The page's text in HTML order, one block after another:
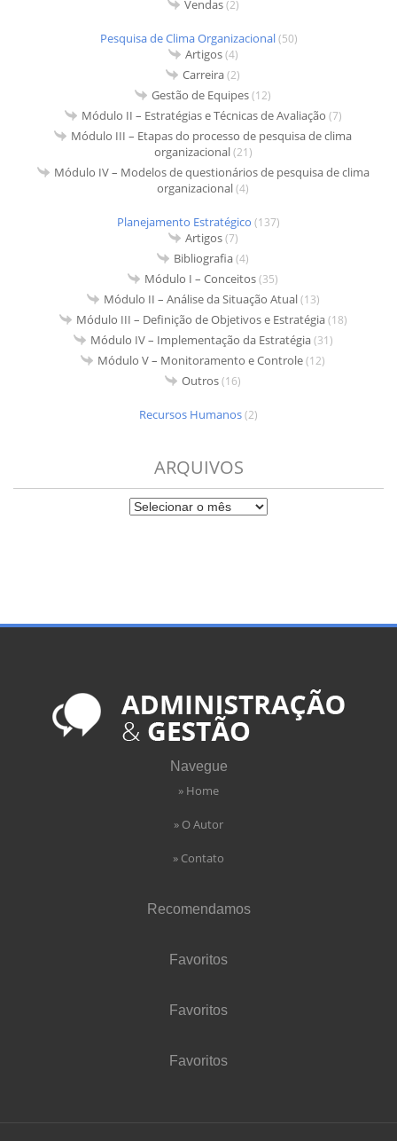
Vendas(2)
Pesquisa de Clima Organizacional(50)
Artigos(4)
Carreira(2)
Gestão de Equipes(12)
Módulo II – Estratégias e Técnicas de Avaliação (7)
Módulo III – Etapas do processo de pesquisa de clima
organizacional(21)
Módulo IV – Modelos de questionários de pesquisa de clima
organizacional(4)
Planejamento Estratégico (137)
Artigos(7)
Bibliografia(4)
Módulo I – Conceitos(35)
Módulo II – Análise da Situação Atual(13)
Módulo III – Definição de Objetivos e Estratégia(18)
Módulo IV – Implementação da Estratégia(31)
Módulo V – Monitoramento e Controle(12)
Outros(16)
Recursos Humanos(2)
ARQUIVOS
Navegue
» Home
» O Autor
» Contato
Recomendamos
Favoritos
Favoritos
Favoritos